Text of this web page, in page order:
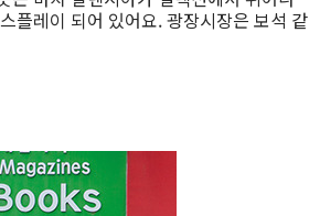
플레이 되어 있어요. 광장시장은 보석 같